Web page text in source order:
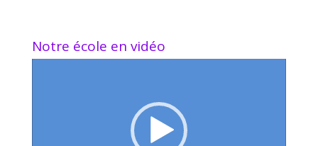
Notre école en vidéo
Lecteur